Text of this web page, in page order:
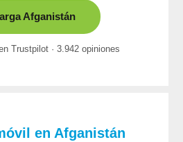
Afganistán
Trustpilot · 3.942 opiniones
en Afganistán